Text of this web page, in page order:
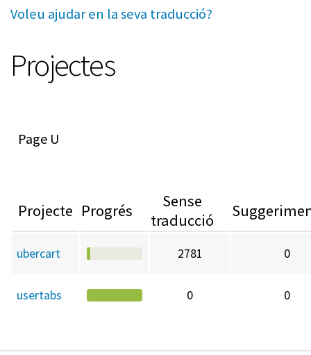
Voleu ajudar en la seva traducció?
Projectes
U
Projecte Progrés
Sense
traducció
ubercart 2781 0
usertabs 0 0